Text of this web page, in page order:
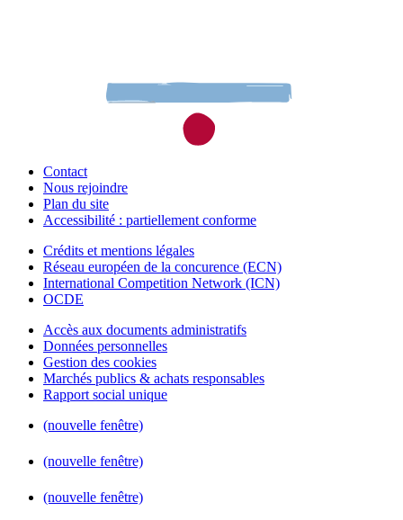
Contact
Nous rejoindre
Plan du site
Accessibilité : partiellement conforme
Crédits et mentions légales
Réseau européen de la concurence (ECN)
International Competition Network (ICN)
OCDE
Accès aux documents administratifs
Données personnelles
Gestion des cookies
Marchés publics & achats responsables
Rapport social unique
(nouvelle fenêtre)
(nouvelle fenêtre)
(nouvelle fenêtre)